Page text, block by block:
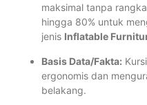
maksimal tanpa
hingga 80% untuk
jenis Inflatable
Basis Data/Fakta:
ergonomis dan
belakang.